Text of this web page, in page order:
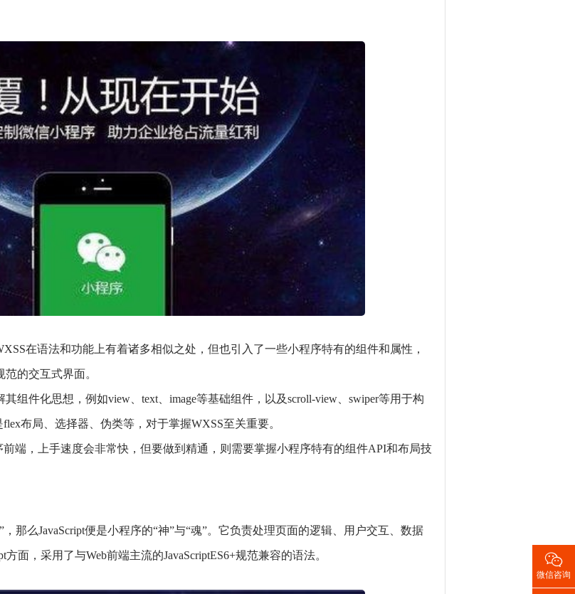
在语法和功能上有着诸多相似之处，但也引入了一些小程序特有的组件和属性，
的交互式界面。
组件化思想，例如view、text、image等基础组件，以及scroll-view、swiper等用于构
布局、选择器、伪类等，对于掌握WXSS至关重要。
端，上手速度会非常快，但要做到精通，则需要掌握小程序特有的组件API和布局技
那么JavaScript便是小程序的“神”与“魂”。它负责处理页面的逻辑、用户交互、数据
面，采用了与Web前端主流的JavaScriptES6+规范兼容的语法。 
微信咨询